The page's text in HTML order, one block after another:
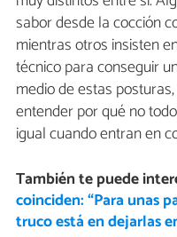
sabor desde la cocción
mientras otros insisten
técnico para conseguir
medio de estas
entender por qué no
igual cuando entran en
También te puede
coinciden: “Para unas
truco está en dejarlas